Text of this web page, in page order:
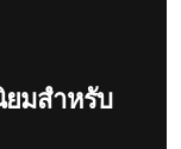
ยมสำหรับ